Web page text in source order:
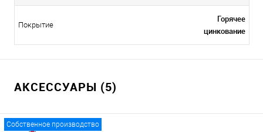
Покрытие
Горячее
цинкование
АКСЕССУАРЫ (5)
Собственное производство